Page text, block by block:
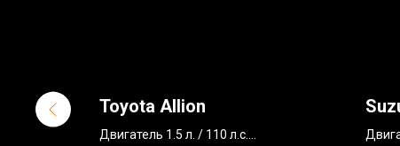
Toyota Allion
Двигатель 1.5 л. / 110 л.с.